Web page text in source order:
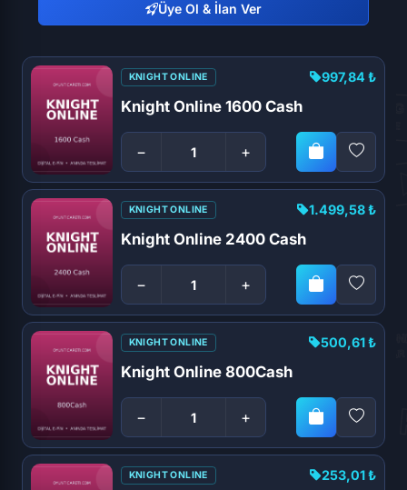
Üye Ol & İlan Ver
KNIGHT ONLINE
Knight Online 1600 Cash
− +
997,84 ₺
KNIGHT ONLINE
Knight Online 2400 Cash
− +
1.499,58 ₺
KNIGHT ONLINE
Knight Online 800Cash
− +
500,61 ₺
KNIGHT ONLINE 253,01 ₺